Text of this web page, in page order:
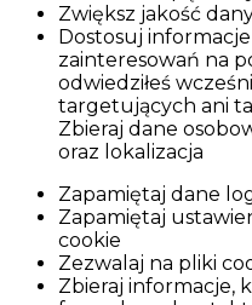
Zwiększ jakość
Dostosuj
zainteresowań na
odwiedziłeś
targetujących ani
Zbieraj dane
oraz lokalizacja
Zapamiętaj dane
Zapamiętaj
cookie
Zezwalaj na pliki
Zbieraj informacje,